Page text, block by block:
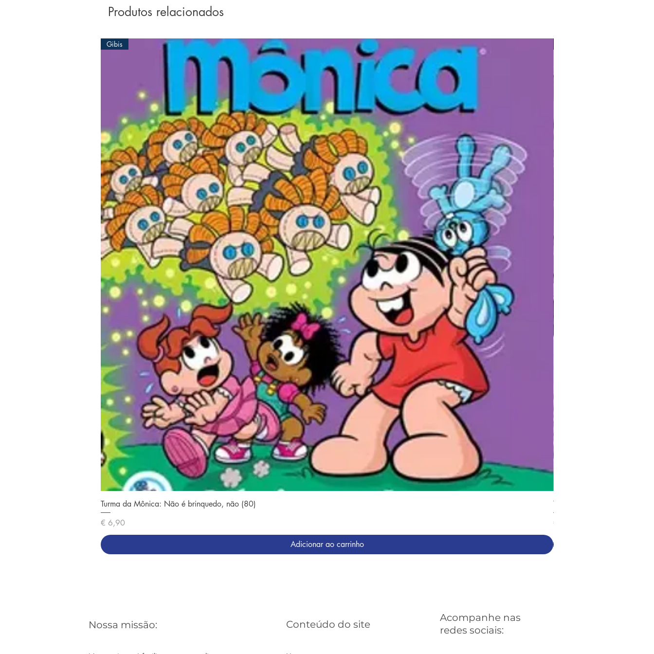
Produtos relacionados
Gibis
Turma da Mônica: Não é brinquedo, não (80)
Preço
€ 6,90
Adicionar ao carrinho
Turma da Mônica:
Preço
€ 6,90
Nossa missão: Conteúdo do site
Acompanhe nas
redes sociais: